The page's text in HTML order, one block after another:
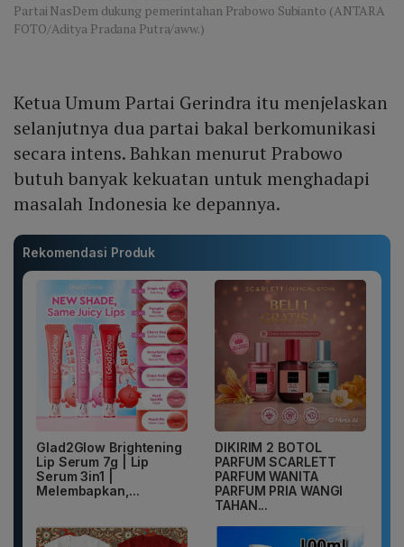
Partai NasDem dukung pemerintahan Prabowo Subianto (ANTARA
FOTO/Aditya Pradana Putra/aww.)
Ketua Umum Partai Gerindra itu menjelaskan
selanjutnya dua partai bakal berkomunikasi
secara intens. Bahkan menurut Prabowo
butuh banyak kekuatan untuk menghadapi
masalah Indonesia ke depannya.
Rekomendasi Produk
Glad2Glow Brightening
Lip Serum 7g | Lip
Serum 3in1 |
Melembapkan,...
DIKIRIM 2 BOTOL
PARFUM SCARLETT
PARFUM WANITA
PARFUM PRIA WANGI
TAHAN...